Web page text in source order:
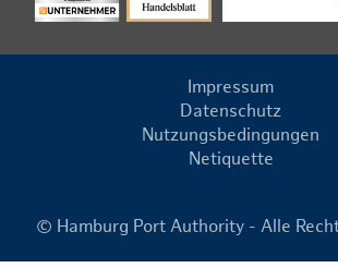
Impressum
Datenschutz
Nutzungsbedingungen
Netiquette
© Hamburg Port Authority - Alle